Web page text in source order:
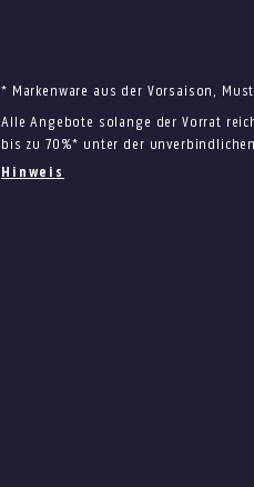
* Markenware aus der Vorsaison,
Alle Angebote solange der Vorrat
bis zu 70%* unter der
Hinweis